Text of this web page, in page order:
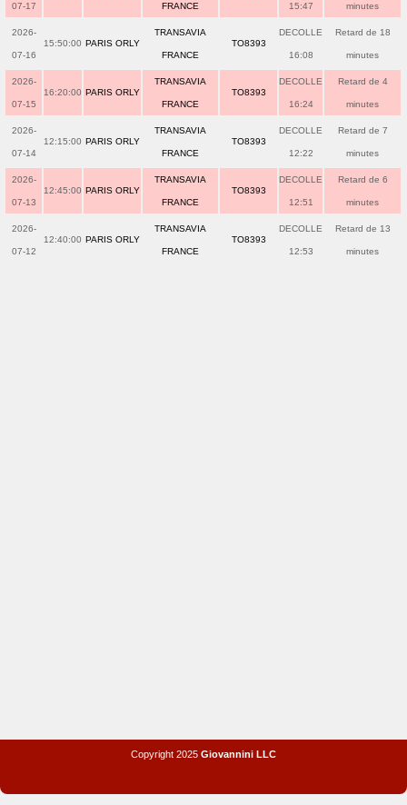
07-17 FRANCE 15:47 minutes
2026-
07-16
15:50:00 PARIS ORLY
TRANSAVIA
FRANCE
TO8393
DECOLLE
16:08
Retard de 18
minutes
2026-
07-15
16:20:00 PARIS ORLY
TRANSAVIA
FRANCE
TO8393
DECOLLE
16:24
Retard de 4
minutes
2026-
07-14
12:15:00 PARIS ORLY
TRANSAVIA
FRANCE
TO8393
DECOLLE
12:22
Retard de 7
minutes
2026-
07-13
12:45:00 PARIS ORLY
TRANSAVIA
FRANCE
TO8393
DECOLLE
12:51
Retard de 6
minutes
2026-
07-12
12:40:00 PARIS ORLY
TRANSAVIA
FRANCE
TO8393
DECOLLE
12:53
Retard de 13
minutes
Copyright 2025 Giovannini LLC